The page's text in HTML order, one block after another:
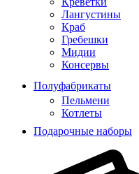
Лангустины
Краб
Гребешки
Мидии
Консервы
Полуфабрикаты
Пельмени
Котлеты
Подарочные наборы